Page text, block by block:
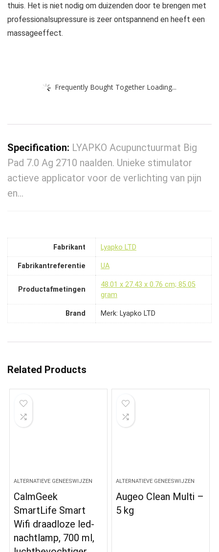
thuis. Het is niet nodig om duizenden door te brengen met
professionalsupressure is zeer ontspannend en heeft een
massageeffect.
Frequently Bought Together Loading...
Specification: LYAPKO Acupunctuurmat Big
Pad 7.0 Ag 2710 naalden. Unieke stimulator
actieve applicator voor de verlichting van pijn
en…
Fabrikant ‎Lyapko LTD
Fabrikantreferentie ‎UA
Productafmetingen
‎48.01 x 27.43 x 0.76 cm; 85.05
gram
Brand Merk: Lyapko LTD
Related Products
ALTERNATIEVE GENEESWIJZEN
CalmGeek
SmartLife Smart
Wifi draadloze led-
nachtlamp, 700 ml,
ALTERNATIEVE GENEESWIJZEN
Augeo Clean Multi –
5 kg